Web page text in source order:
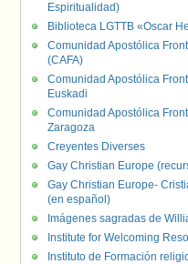
Espiritualidad)
Biblioteca LGTTB «Oscar
Comunidad Apostólica
(CAFA)
Comunidad Apostólica
Euskadi
Comunidad Apostólica
Zaragoza
Creyentes Diverses
Gay Christian Europe
Gay Christian Europe-
(en español)
Imágenes sagradas de
Institute for Welcoming
Instituto de Formación